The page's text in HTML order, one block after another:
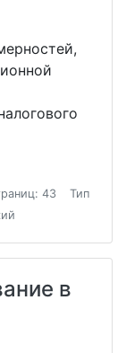
43
Тип
в